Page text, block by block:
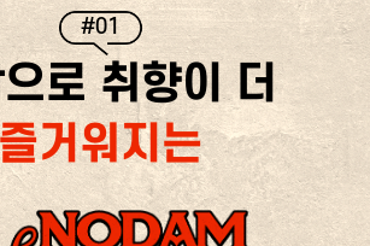
#01
로 취향이 더
거워지는